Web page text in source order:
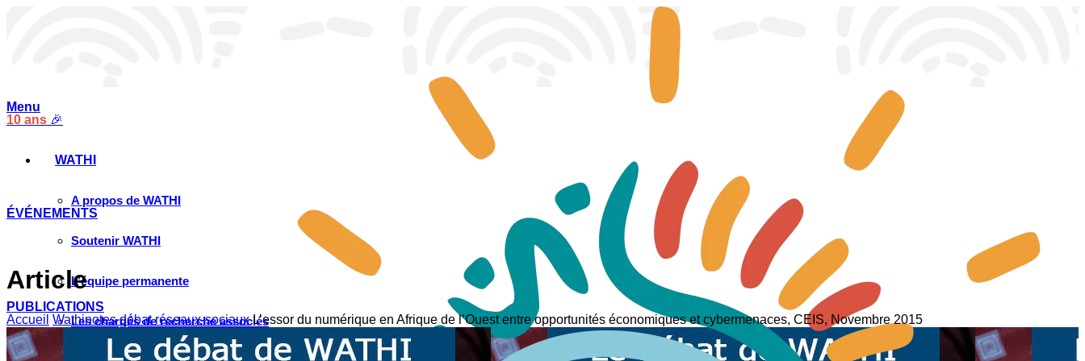
10 ans 🎉
ÉVÉNEMENTS
PUBLICATIONS
Menu
WATHI
A propos de WATHI
Soutenir WATHI
L’équipe permanente
Les chargés de recherche associés
Article
Accueil Wathinotes débat réseaux-sociaux L’essor du numérique en Afrique de l’Ouest entre opportunités économiques et cybermenaces, CEIS, Novembre 2015